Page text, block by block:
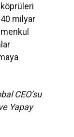
milyar
CEO’su
Yapay